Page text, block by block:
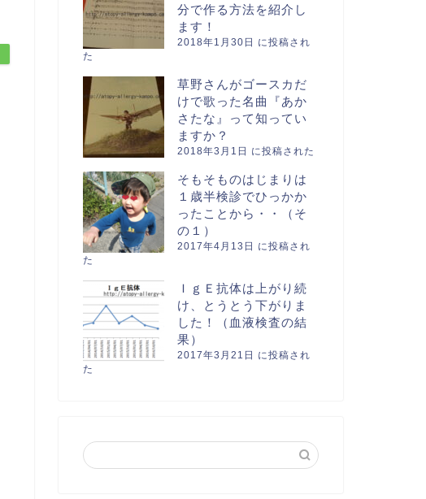
分で作る方法を紹介し
ます！
2018年1月30日 に投稿され
た
草野さんがゴースカだ
けで歌った名曲『あか
さたな』って知ってい
ますか？
2018年3月1日 に投稿された
そもそものはじまりは
１歳半検診でひっかか
ったことから・・（そ
の１）
2017年4月13日 に投稿され
た
ＩｇＥ抗体は上がり続
け、とうとう下がりま
した！（血液検査の結
果）
2017年3月21日 に投稿され
た